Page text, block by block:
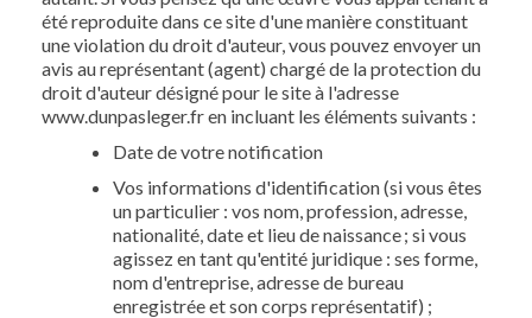
été reproduite dans ce site d'une manière constituant
une violation du droit d'auteur, vous pouvez envoyer un
avis au représentant (agent) chargé de la protection du
droit d'auteur désigné pour le site à l'adresse
www.dunpasleger.fr en incluant les éléments suivants :
Date de votre notification
Vos informations d'identification (si vous êtes
un particulier : vos nom, profession, adresse,
nationalité, date et lieu de naissance ; si vous
agissez en tant qu'entité juridique : ses forme,
nom d'entreprise, adresse de bureau
enregistrée et son corps représentatif) ;